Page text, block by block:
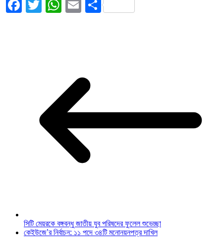
Facebook
TwitterWhatsApp
EmailShare
সিটি মেয়রকে বঙ্গবন্ধু জাতীয় যুব পরিষদের ফুলেল শুভেচ্ছা
কেইউজে’র নির্বাচন: ১১ পদে ৩৪টি মনোনয়নপত্র দাখিল